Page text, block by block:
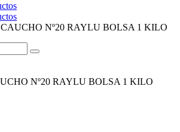
Nº20 RAYLU BOLSA 1 KILO